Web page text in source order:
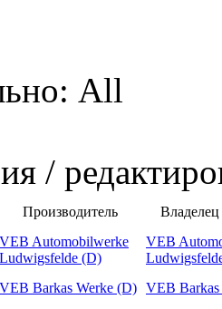
All
/
Производитель
VEB Automobilwerke
Ludwigsfelde (D)
VEB
VEB Barkas Werke (D) VEB Barkas